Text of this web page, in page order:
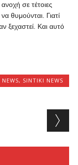
σε τέτοιες
θυμούνται. Γιατί
ξεχαστεί. Και αυτό
NEWS, SINTIKI NEWS